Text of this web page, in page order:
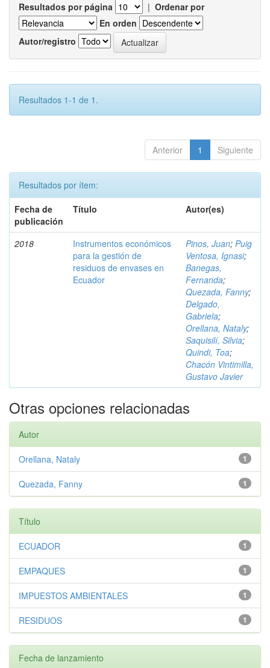
Resultados por página | Ordenar por
En orden
Autor/registro
Resultados 1-1 de 1.
Anterior 1 Siguiente
Resultados por ítem:
Fecha de
publicación
Título Autor(es)
2018
Instrumentos económicos
para la gestión de
residuos de envases en
Ecuador
Pinos, Juan; Puig
Ventosa, Ignasi;
Banegas,
Fernanda;
Quezada, Fanny;
Delgado,
Gabriela;
Orellana, Nataly;
Saquisilí, Silvia;
Quindi, Toa;
Chacón Vintimilla,
Gustavo Javier
Otras opciones relacionadas
Autor
1
Orellana, Nataly
1
Quezada, Fanny
Título
1
ECUADOR
1
EMPAQUES
1
IMPUESTOS AMBIENTALES
1
RESIDUOS
Fecha de lanzamiento